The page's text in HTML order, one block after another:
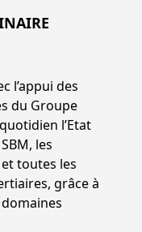
l’appui des
du Groupe
l’Etat
les
toutes les
grâce à